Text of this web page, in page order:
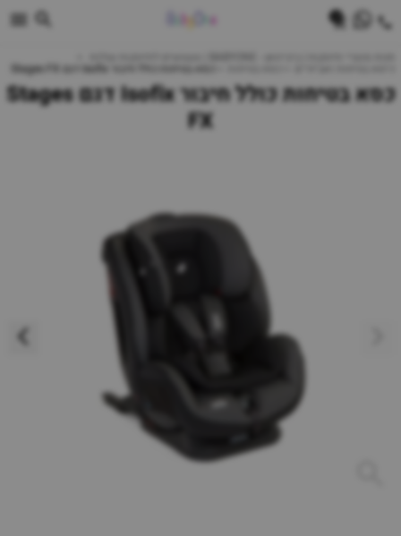
כסא בטיחות כולל חיבור Isofix דגם Stages
FX